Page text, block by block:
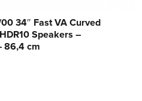
34″ Fast VA Curved
Speakers –
86,4 cm